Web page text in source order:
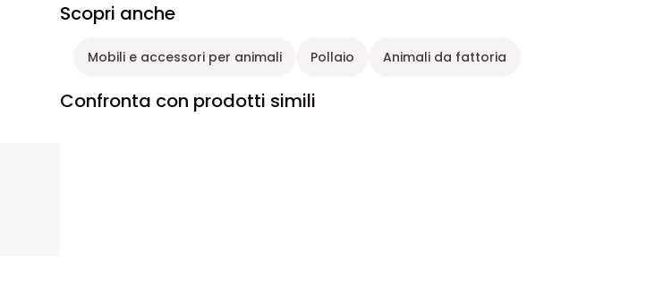
Scopri anche
Mobili e accessori per animali Pollaio Animali da fattoria
Confronta con prodotti simili